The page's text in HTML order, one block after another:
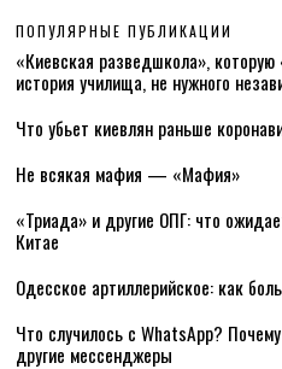
ПОПУЛЯРНЫЕ ПУБЛИКАЦИИ
«Киевская разведшкола»,
история училища, не нужного
Что убьет киевлян раньше
Не всякая мафия — «Мафия»
«Триада» и другие ОПГ: что
Китае
Одесское артиллерийское: как
Что случилось с WhatsApp?
другие мессенджеры